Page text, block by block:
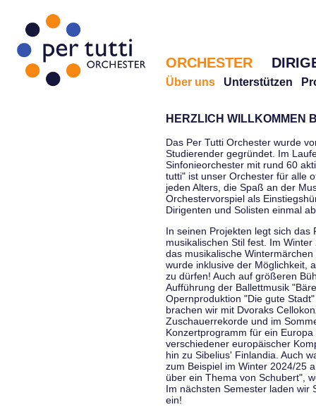
ORCHESTER
Über uns Unterstützen
HERZLICH WILLKOMMEN
Das Per Tutti Orchester wurde
Studierender gegründet. Im
Sinfonieorchester mit rund 60
tutti" ist unser Orchester für alle
jeden Alters, die Spaß an der
Orchestervorspiel als
Dirigenten und Solisten einmal
In seinen Projekten legt sich das
musikalischen Stil fest. Im
das musikalische
wurde inklusive der Möglichkeit,
zu dürfen! Auch auf größeren
Aufführung der Ballettmusik
Opernproduktion "Die gute
brachen wir mit Dvoraks
Zuschauerrekorde und im
Konzertprogramm für ein
verschiedener europäischer
hin zu Sibelius' Finlandia. Auch
zum Beispiel im Winter 2024/25
über ein Thema von Schubert",
Im nächsten Semester laden wir
ein!